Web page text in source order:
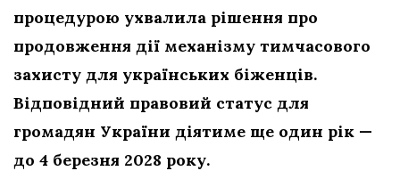
процедурою ухвалила рішення про
продовження дії механізму тимчасового
захисту для українських біженців.
Відповідний правовий статус для
громадян України діятиме ще один рік —
до 4 березня 2028 року.